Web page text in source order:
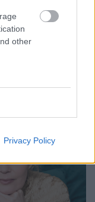
other
Privacy Policy
és már
művészi